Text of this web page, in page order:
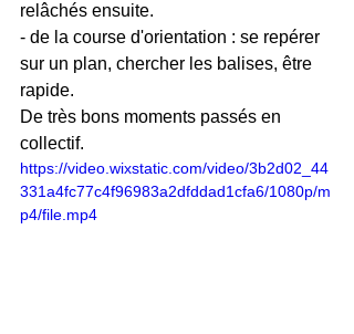
relâchés ensuite.
- de la course d'orientation : se repérer
sur un plan, chercher les balises, être
rapide.
De très bons moments passés en
collectif.
https://video.wixstatic.com/video/3b2d02_44
331a4fc77c4f96983a2dfddad1cfa6/1080p/m
p4/file.mp4